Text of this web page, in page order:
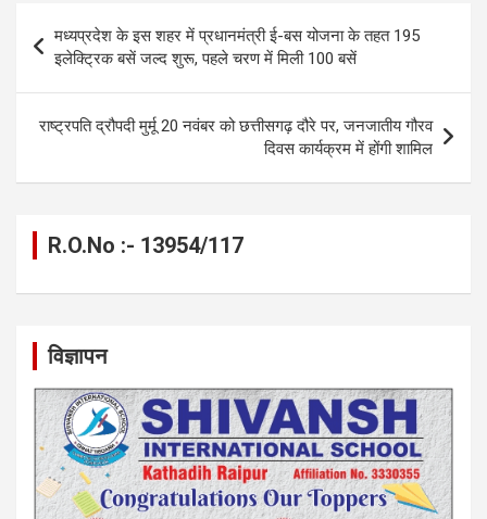
o
o
k
g
er
A
p
p
a
m
n
k
navigation
मध्यप्रदेश के इस शहर में प्रधानमंत्री ई-बस योजना के तहत 195
इलेक्ट्रिक बसें जल्द शुरू, पहले चरण में मिली 100 बसें
राष्ट्रपति द्रौपदी मुर्मू 20 नवंबर को छत्तीसगढ़ दौरे पर, जनजातीय गौरव
दिवस कार्यक्रम में होंगी शामिल
R.O.No :- 13954/117
विज्ञापन